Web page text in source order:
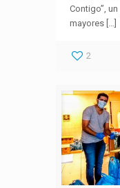
Contigo”,
mayores[…]
2